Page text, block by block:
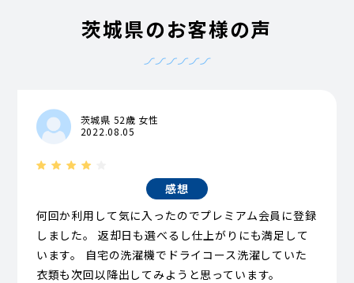
茨城県のお客様の声
茨城県 52歳 女性
2022.08.05
感想
何回か利用して気に入ったのでプレミアム会員に登録
しました。 返却日も選べるし仕上がりにも満足して
います。 自宅の洗濯機でドライコース洗濯していた
衣類も次回以降出してみようと思っています。